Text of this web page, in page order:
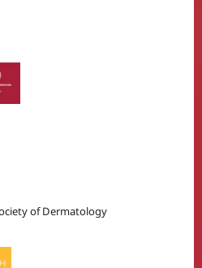
of Dermatology